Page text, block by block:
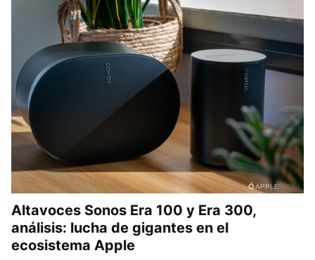
Altavoces Sonos Era 100 y Era 300,
análisis: lucha de gigantes en el
ecosistema Apple